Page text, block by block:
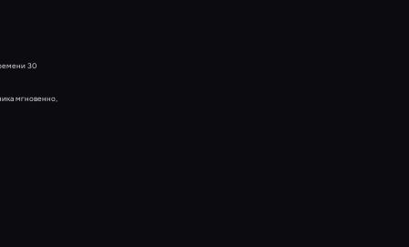
30
мгновенно,